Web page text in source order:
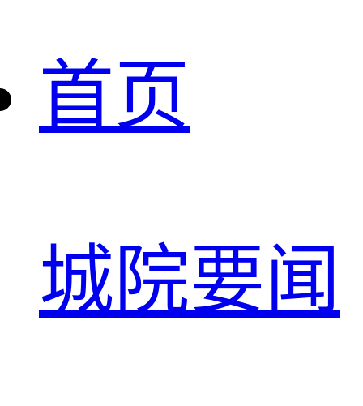
首页
城院要闻